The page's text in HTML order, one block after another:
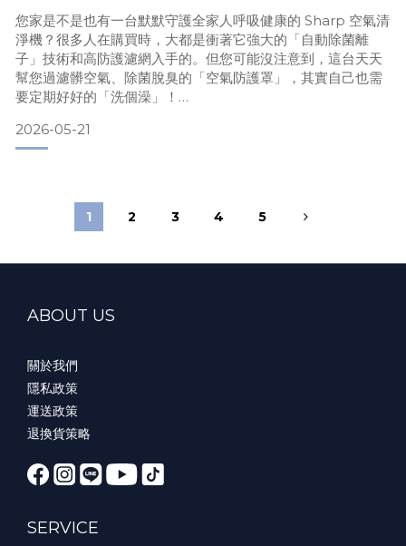
空氣清淨機保養實錄！
您家是不是也有一台默默守護全家人呼吸健康的 Sharp 空氣清
淨機？很多人在購買時，大都是衝著它強大的「自動除菌離
子」技術和高防護濾網入手的。但您可能沒注意到，這台天天
幫您過濾髒空氣、除菌脫臭的「空氣防護罩」，其實自己也需
要定期好好的「洗個澡」！
面板是不是已經卡了厚厚一層毛屑與積塵？每次開機運轉時，
吹出來的風是不是隱約飄出一股悶悶的黴菌異味？別以為它能
2026-05-21
1 2 3 4 5
ABOUT US
關於我們
隱私政策
運送政策
退換貨策略
SERVICE